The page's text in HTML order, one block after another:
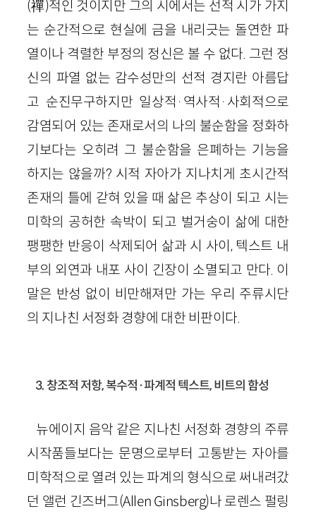
(禪)적인 것이지만 그의 시에서는 선적 시가 가지
는 순간적으로 현실에 금을 내리긋는 돌연한 파
열이나 격렬한 부정의 정신은 볼 수 없다. 그런 정
신의 파열 없는 감수성만의 선적 경지란 아름답
고 순진무구하지만 일상적·역사적·사회적으로
감염되어 있는 존재로서의 나의 불순함을 정화하
기보다는 오히려 그 불순함을 은폐하는 기능을
하지는 않을까? 시적 자아가 지나치게 초시간적
존재의 틀에 갇혀 있을 때 삶은 추상이 되고 시는
미학의 공허한 속박이 되고 벌거숭이 삶에 대한
팽팽한 반응이 삭제되어 삶과 시 사이, 텍스트 내
부의 외연과 내포 사이 긴장이 소멸되고 만다. 이
말은 반성 없이 비만해져만 가는 우리 주류시단
의 지나친 서정화 경향에 대한 비판이다.
3. 창조적 저항, 복수적·파계적 텍스트, 비트의 함성
뉴에이지 음악 같은 지나친 서정화 경향의 주류
시작품들보다는 문명으로부터 고통받는 자아를
미학적으로 열려 있는 파계의 형식으로 써내려갔
던 앨런 긴즈버그(Allen Ginsberg)나 로렌스 펄링